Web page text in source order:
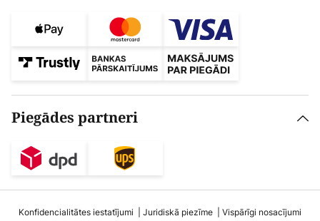
Piegādes partneri
Konfidencialitātes iestatījumi Juridiskā piezīme Vispārīgi nosacījumi